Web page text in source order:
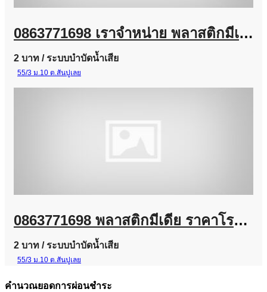
0863771698 เราจำหน่าย พลาสติกมีเดีย (Plastic Media) และ Bio Media
2 บาท / ระบบบำบัดน้ำเสีย
55/3 ม.10 ต.สันปูเลย
0863771698 พลาสติกมีเดีย ราคาโรงงาน | จำหน่าย Plastic Media สำหรับระบบบำบัดน้ำเสีย
2 บาท / ระบบบำบัดน้ำเสีย
55/3 ม.10 ต.สันปูเลย
คำนวณยอดการผ่อนชำระ